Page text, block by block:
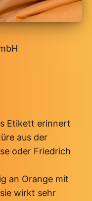
Etikett erinnert
aus der
oder Friedrich
an Orange mit
wirkt sehr